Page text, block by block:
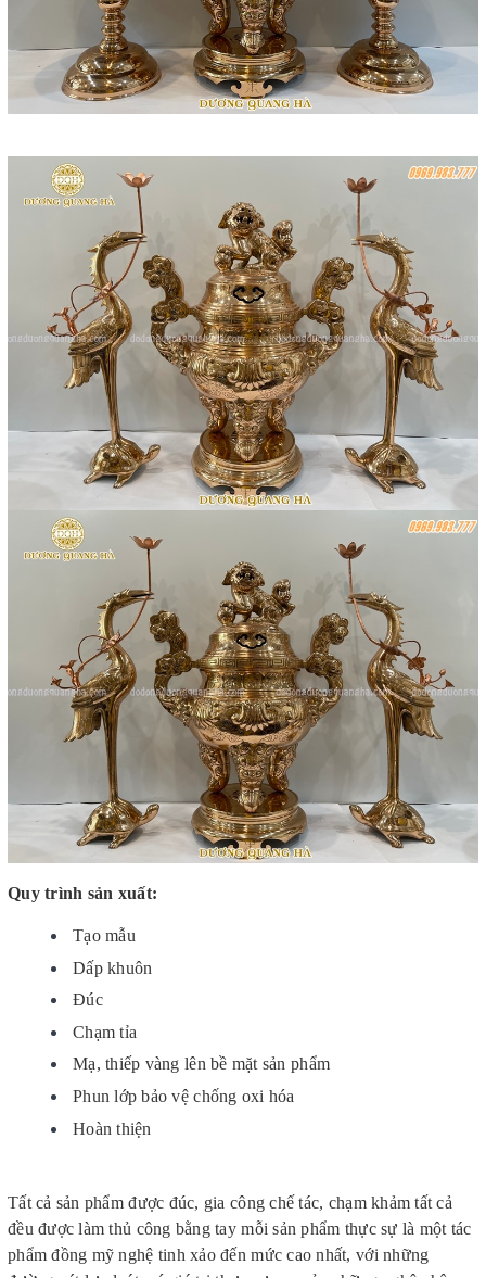
Quy trình sản xuất:
Tạo mẫu
Dấp khuôn
Đúc
Chạm tỉa
Mạ, thiếp vàng lên bề mặt sản phẩm
Phun lớp bảo vệ chống oxi hóa
Hoàn thiện
Tất cả sản phẩm được đúc, gia công chế tác, chạm khảm tất cả
đều được làm thủ công bằng tay mỗi sản phẩm thực sự là một tác
phẩm đồng mỹ nghệ tinh xảo đến mức cao nhất, với những